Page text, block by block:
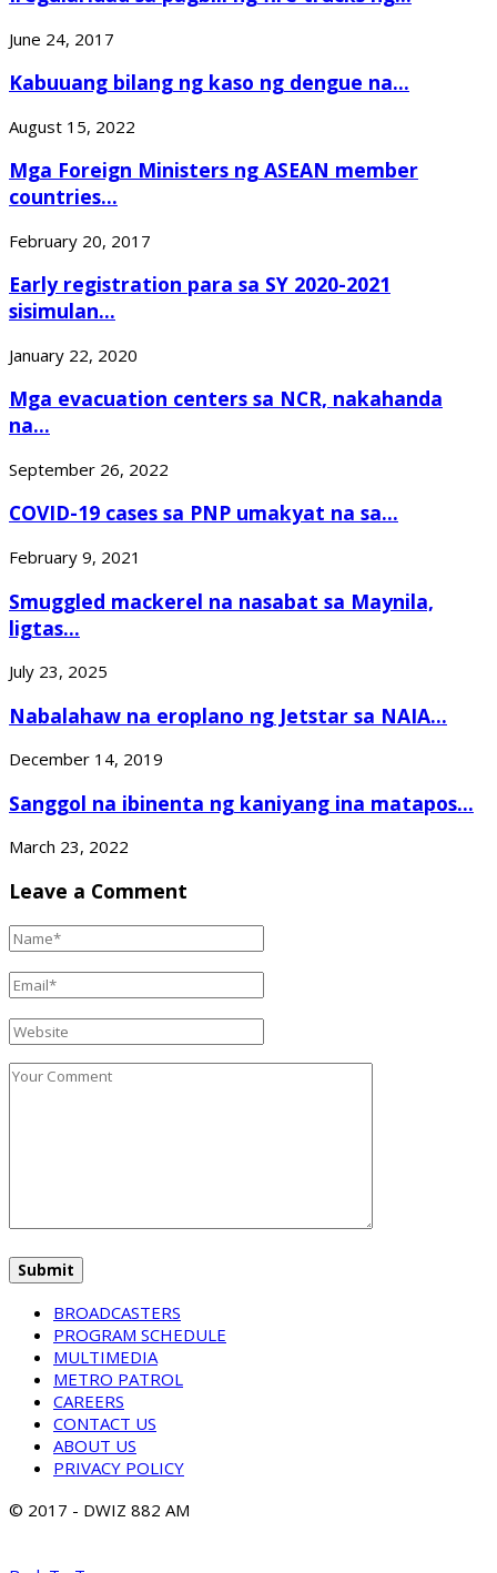
June 24, 2017
Kabuuang bilang ng kaso ng dengue na...
August 15, 2022
Mga Foreign Ministers ng ASEAN member
countries...
February 20, 2017
Early registration para sa SY 2020-2021
sisimulan...
January 22, 2020
Mga evacuation centers sa NCR, nakahanda
na...
September 26, 2022
COVID-19 cases sa PNP umakyat na sa...
February 9, 2021
Smuggled mackerel na nasabat sa Maynila,
ligtas...
July 23, 2025
Nabalahaw na eroplano ng Jetstar sa NAIA...
December 14, 2019
Sanggol na ibinenta ng kaniyang ina matapos...
March 23, 2022
Leave a Comment
BROADCASTERS
PROGRAM SCHEDULE
MULTIMEDIA
METRO PATROL
CAREERS
CONTACT US
ABOUT US
PRIVACY POLICY
© 2017 - DWIZ 882 AM